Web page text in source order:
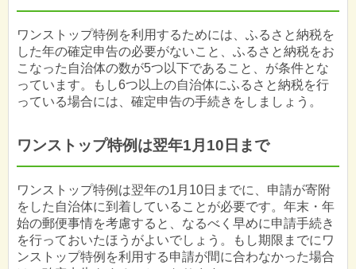
ワンストップ特例を利用するためには、ふるさと納税を
した年の確定申告の必要がないこと、ふるさと納税をお
こなった自治体の数が5つ以下であること、が条件とな
っています。もし6つ以上の自治体にふるさと納税を行
っている場合には、確定申告の手続きをしましょう。
ワンストップ特例は翌年1月10日まで
ワンストップ特例は翌年の1月10日までに、申請が寄附
をした自治体に到着していることが必要です。年末・年
始の郵便事情を考慮すると、なるべく早めに申請手続き
を行っておいたほうがよいでしょう。もし期限までにワ
ンストップ特例を利用する申請が間に合わなかった場合